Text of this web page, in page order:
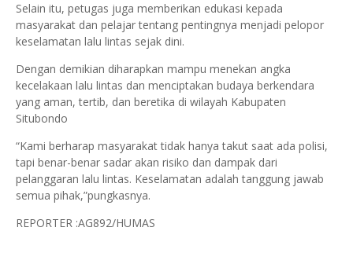
Selain itu, petugas juga memberikan edukasi kepada
masyarakat dan pelajar tentang pentingnya menjadi pelopor
keselamatan lalu lintas sejak dini.
Dengan demikian diharapkan mampu menekan angka
kecelakaan lalu lintas dan menciptakan budaya berkendara
yang aman, tertib, dan beretika di wilayah Kabupaten
Situbondo
“Kami berharap masyarakat tidak hanya takut saat ada polisi,
tapi benar-benar sadar akan risiko dan dampak dari
pelanggaran lalu lintas. Keselamatan adalah tanggung jawab
semua pihak,”pungkasnya.
REPORTER :AG892/HUMAS